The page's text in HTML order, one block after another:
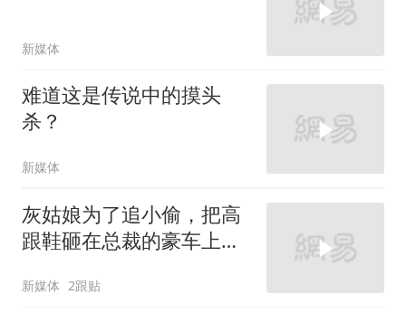
新媒体
难道这是传说中的摸头
杀？
新媒体
灰姑娘为了追小偷，把高
跟鞋砸在总裁的豪车上，
新媒体 2跟贴